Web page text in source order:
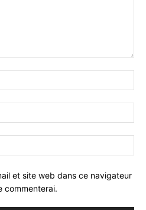
et site web dans ce navigateur
commenterai.